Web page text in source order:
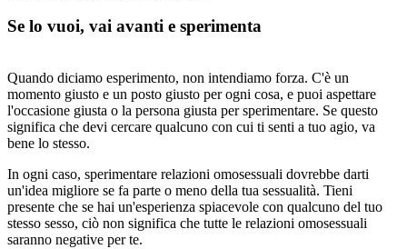
Se lo vuoi, vai avanti e sperimenta
Quando diciamo esperimento, non intendiamo forza. C'è un
momento giusto e un posto giusto per ogni cosa, e puoi aspettare
l'occasione giusta o la persona giusta per sperimentare. Se questo
significa che devi cercare qualcuno con cui ti senti a tuo agio, va
bene lo stesso.
In ogni caso, sperimentare relazioni omosessuali dovrebbe darti
un'idea migliore se fa parte o meno della tua sessualità. Tieni
presente che se hai un'esperienza spiacevole con qualcuno del tuo
stesso sesso, ciò non significa che tutte le relazioni omosessuali
saranno negative per te.